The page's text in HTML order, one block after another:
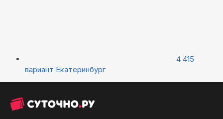
4 415
вариант Екатеринбург